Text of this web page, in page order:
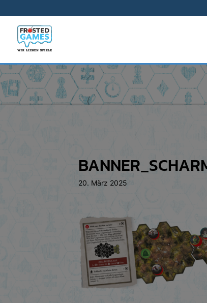
20. März 2025